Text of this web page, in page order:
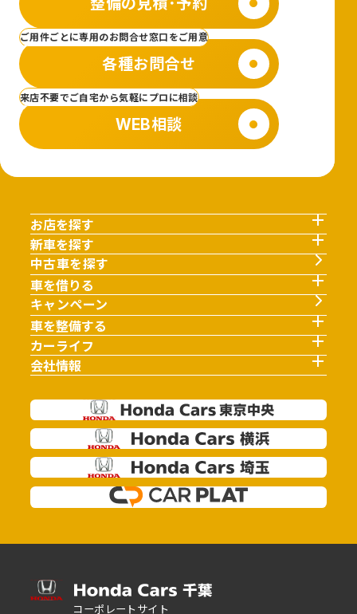
ご用件ごとに専用のお問合せ窓口をご用意
各種お問合せ
来店不要でご自宅から気軽にプロに相談
WEB相談
お店を探す
新車を探す
中古車を探す
車を借りる
キャンペーン
車を整備する
カーライフ
会社情報
コーポレートサイト